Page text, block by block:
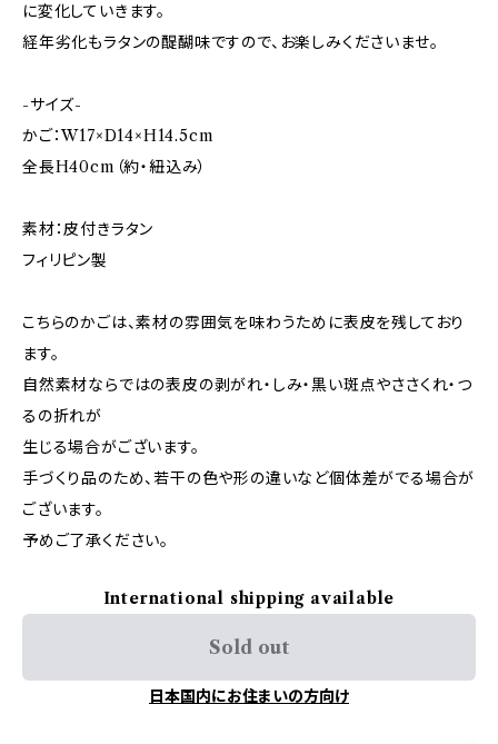
に変化していきます。
経年劣化もラタンの醍醐味ですので、お楽しみくださいませ。
-サイズ-
かご：W17×D14×H14.5cm
全長H40cm（約・紐込み）
素材：皮付きラタン
フィリピン製
こちらのかごは、素材の雰囲気を味わうために表皮を残しており
ます。
自然素材ならではの表皮の剥がれ・しみ・黒い斑点やささくれ・つ
るの折れが
生じる場合がございます。
手づくり品のため、若干の色や形の違いなど個体差がでる場合が
ございます。
予めご了承ください。
International shipping available
Sold out
日本国内にお住まいの方向け